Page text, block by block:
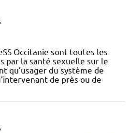
Occitanie sont toutes les
par la santé sexuelle sur le
qu’usager du système de
de près ou de